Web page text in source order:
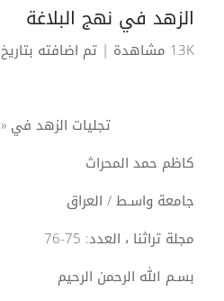
الزهد في نهج البلاغة
13K مشاهدة | تم اضافته بتاريخ 11-04-2016
تجليات الزهد في
كاظم حمد المحراث
جامعة واسـط / العراق
مجلة تراثنا ، العدد: 75-76
بسـم الله الرحمن الرحيم